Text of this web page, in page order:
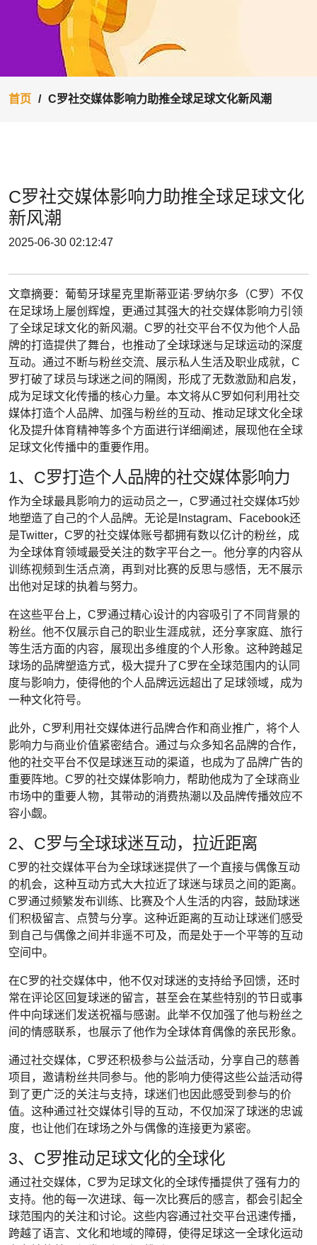
首页 C罗社交媒体影响力助推全球足球文化新风潮
C罗社交媒体影响力助推全球足球文化
新风潮
2025-06-30 02:12:47
文章摘要：葡萄牙球星克里斯蒂亚诺·罗纳尔多（C罗）不仅
在足球场上屡创辉煌，更通过其强大的社交媒体影响力引领
了全球足球文化的新风潮。C罗的社交平台不仅为他个人品
牌的打造提供了舞台，也推动了全球球迷与足球运动的深度
互动。通过不断与粉丝交流、展示私人生活及职业成就，C
罗打破了球员与球迷之间的隔阂，形成了无数激励和启发，
成为足球文化传播的核心力量。本文将从C罗如何利用社交
媒体打造个人品牌、加强与粉丝的互动、推动足球文化全球
化及提升体育精神等多个方面进行详细阐述，展现他在全球
足球文化传播中的重要作用。
1、C罗打造个人品牌的社交媒体影响力
作为全球最具影响力的运动员之一，C罗通过社交媒体巧妙
地塑造了自己的个人品牌。无论是Instagram、Facebook还
是Twitter，C罗的社交媒体账号都拥有数以亿计的粉丝，成
为全球体育领域最受关注的数字平台之一。他分享的内容从
训练视频到生活点滴，再到对比赛的反思与感悟，无不展示
出他对足球的执着与努力。
在这些平台上，C罗通过精心设计的内容吸引了不同背景的
粉丝。他不仅展示自己的职业生涯成就，还分享家庭、旅行
等生活方面的内容，展现出多维度的个人形象。这种跨越足
球场的品牌塑造方式，极大提升了C罗在全球范围内的认同
度与影响力，使得他的个人品牌远远超出了足球领域，成为
一种文化符号。
此外，C罗利用社交媒体进行品牌合作和商业推广，将个人
影响力与商业价值紧密结合。通过与众多知名品牌的合作，
他的社交平台不仅是球迷互动的渠道，也成为了品牌广告的
重要阵地。C罗的社交媒体影响力，帮助他成为了全球商业
市场中的重要人物，其带动的消费热潮以及品牌传播效应不
容小觑。
2、C罗与全球球迷互动，拉近距离
C罗的社交媒体平台为全球球迷提供了一个直接与偶像互动
的机会，这种互动方式大大拉近了球迷与球员之间的距离。
C罗通过频繁发布训练、比赛及个人生活的内容，鼓励球迷
们积极留言、点赞与分享。这种近距离的互动让球迷们感受
到自己与偶像之间并非遥不可及，而是处于一个平等的互动
空间中。
在C罗的社交媒体中，他不仅对球迷的支持给予回馈，还时
常在评论区回复球迷的留言，甚至会在某些特别的节日或事
件中向球迷们发送祝福与感谢。此举不仅加强了他与粉丝之
间的情感联系，也展示了他作为全球体育偶像的亲民形象。
通过社交媒体，C罗还积极参与公益活动，分享自己的慈善
项目，邀请粉丝共同参与。他的影响力使得这些公益活动得
到了更广泛的关注与支持，球迷们也因此感受到参与的价
值。这种通过社交媒体引导的互动，不仅加深了球迷的忠诚
度，也让他们在球场之外与偶像的连接更为紧密。
3、C罗推动足球文化的全球化
通过社交媒体，C罗为足球文化的全球传播提供了强有力的
支持。他的每一次进球、每一次比赛后的感言，都会引起全
球范围内的关注和讨论。这些内容通过社交平台迅速传播，
跨越了语言、文化和地域的障碍，使得足球这一全球化运动